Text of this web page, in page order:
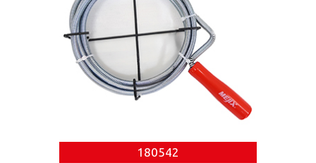
180542